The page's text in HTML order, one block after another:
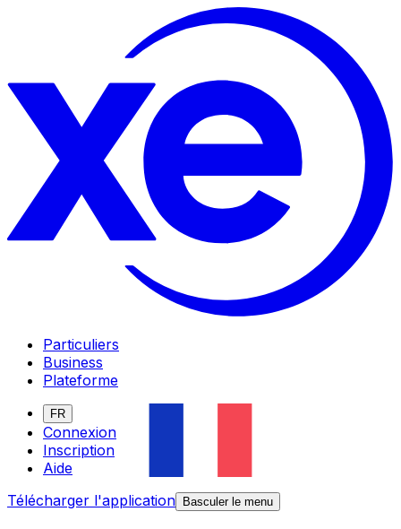
Particuliers
Business
Plateforme
FR
Connexion
Inscription
Aide
Télécharger l'application
Basculer le menu